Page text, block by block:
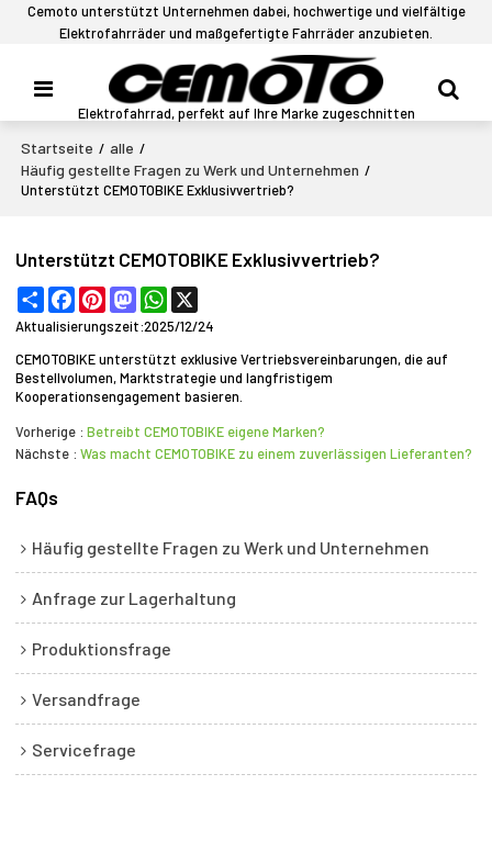
Cemoto unterstützt Unternehmen dabei, hochwertige und vielfältige
Elektrofahrräder und maßgefertigte Fahrräder anzubieten.
Elektrofahrrad, perfekt auf Ihre Marke zugeschnitten
Startseite / alle /
Häufig gestellte Fragen zu Werk und Unternehmen /
Unterstützt CEMOTOBIKE Exklusivvertrieb?
Unterstützt CEMOTOBIKE Exklusivvertrieb?
Share FacebookPinterestMastodonWhatsApp
Aktualisierungszeit:2025/12/24
CEMOTOBIKE unterstützt exklusive Vertriebsvereinbarungen, die auf
Bestellvolumen, Marktstrategie und langfristigem
Kooperationsengagement basieren.
Vorherige
Betreibt CEMOTOBIKE eigene Marken?
Nächste
Was macht CEMOTOBIKE zu einem zuverlässigen Lieferanten?
FAQs
Häufig gestellte Fragen zu Werk und Unternehmen
Anfrage zur Lagerhaltung
Produktionsfrage
Versandfrage
Servicefrage